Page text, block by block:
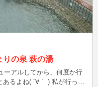
りの泉 萩の湯